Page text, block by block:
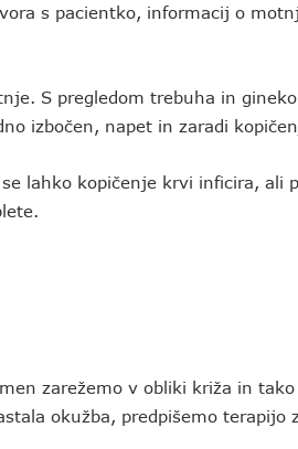
s pacientko, informacij o
S pregledom trebuha in
izbočen, napet in zaradi
lahko kopičenje krvi inficira, ali
zarežemo v obliki križa in
okužba, predpišemo terapijo